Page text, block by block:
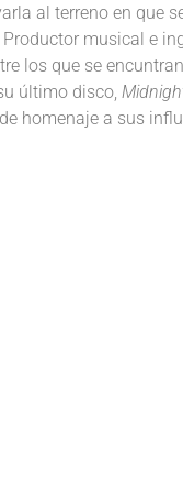
al terreno en que
musical e
los que se
último disco,
homenaje a sus